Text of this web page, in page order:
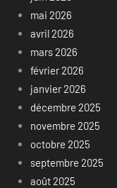
mai 2026
avril 2026
mars 2026
février 2026
janvier 2026
décembre 2025
novembre 2025
octobre 2025
septembre 2025
août 2025